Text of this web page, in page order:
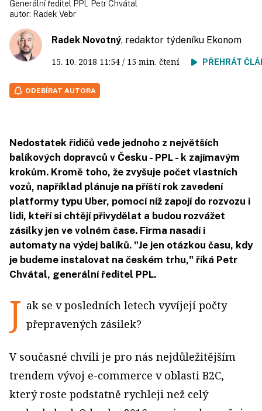
Generální ředitel PPL Petr Chvátal
autor: Radek Vebr
Radek Novotný, redaktor týdeníku Ekonom
15. 10. 2018 11:54 / 15 min. čtení PŘEHRÁT
ODEBÍRAT AUTORA
Nedostatek řidičů vede jednoho z největších
balíkových dopravců v Česku - PPL - k zajímavým
krokům. Kromě toho, že zvyšuje počet vlastních
vozů, například plánuje na příští rok zavedení
platformy typu Uber, pomocí níž zapojí do rozvozu i
lidi, kteří si chtějí přivydělat a budou rozvážet
zásilky jen ve volném čase. Firma nasadí i
automaty na výdej balíků. "Je jen otázkou času, kdy
je budeme instalovat na českém trhu," říká Petr
Chvátal, generální ředitel PPL.
J ak se v posledních letech vyvíjejí počty
přepravených zásilek?
V současné chvíli je pro nás nejdůležitějším
trendem vývoj e-commerce v oblasti B2C,
který roste podstatně rychleji než celý